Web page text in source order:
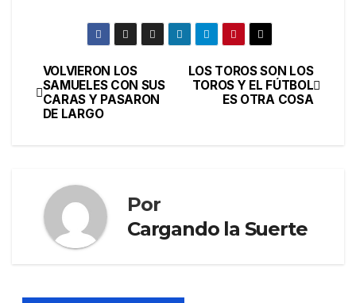
LOS TOROS SON LOS
TOROS Y EL FÚTBOL
ES OTRA COSA
VOLVIERON LOS
SAMUELES CON SUS
CARAS Y PASARON
DE LARGO
Por
Cargando la Suerte